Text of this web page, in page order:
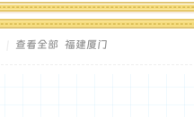
查看全部 福建厦门